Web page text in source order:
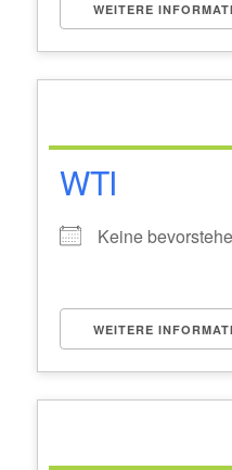
WEITERE
WTI
Keine
WEITERE